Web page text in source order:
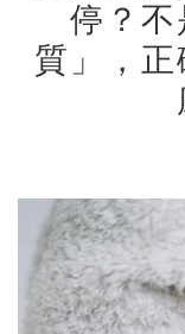
停？不
質」，